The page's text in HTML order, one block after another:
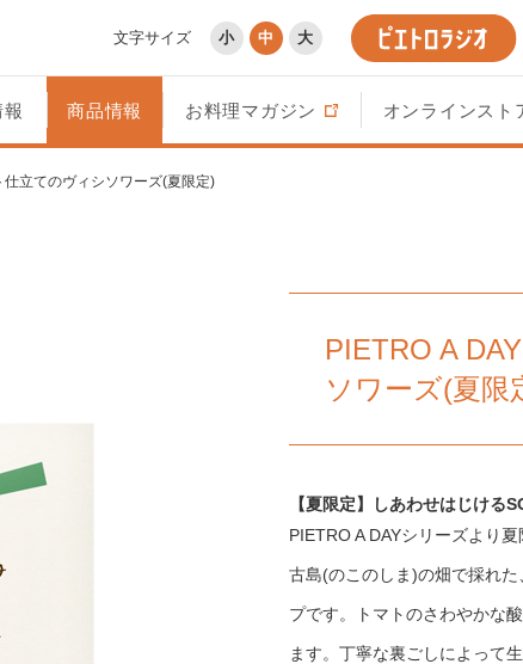
文字サイズ 小 中 大
商品情報 お料理マガジン オンラインスト
仕立てのヴィシソワーズ(夏限定)
PIETRO A
ソワーズ(夏限
【夏限定】しあわせはじける
PIETRO A DAYシリーズより
古島(のこのしま)の畑で採れ
プです。トマトのさわやかな
ます。丁寧な裏ごしによって